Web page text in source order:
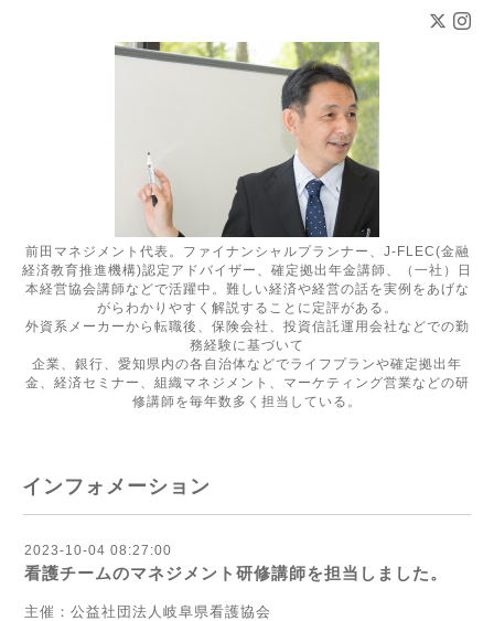
前田マネジメント代表。ファイナンシャルプランナー、J-FLEC(金融
経済教育推進機構)認定アドバイザー、確定拠出年金講師、（一社）日
本経営協会講師などで活躍中。難しい経済や経営の話を実例をあげな
がらわかりやすく解説することに定評がある。
外資系メーカーから転職後、保険会社、投資信託運用会社などでの勤
務経験に基づいて
企業、銀行、愛知県内の各自治体などでライフプランや確定拠出年
金、経済セミナー、組織マネジメント、マーケティング営業などの研
修講師を毎年数多く担当している。
インフォメーション
2023-10-04 08:27:00
看護チームのマネジメント研修講師を担当しました。
主催：公益社団法人岐阜県看護協会